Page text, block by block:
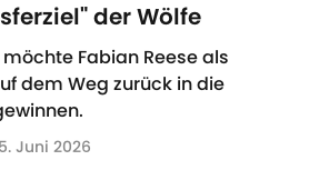
der Wölfe
möchte Fabian Reese als
dem Weg zurück in die
5. Juni 2026